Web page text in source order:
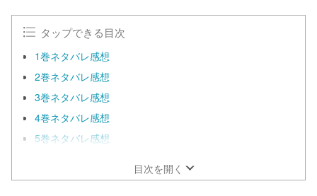
タップできる目次
1巻ネタバレ感想
2巻ネタバレ感想
3巻ネタバレ感想
4巻ネタバレ感想
5巻ネタバレ感想
目次を開く